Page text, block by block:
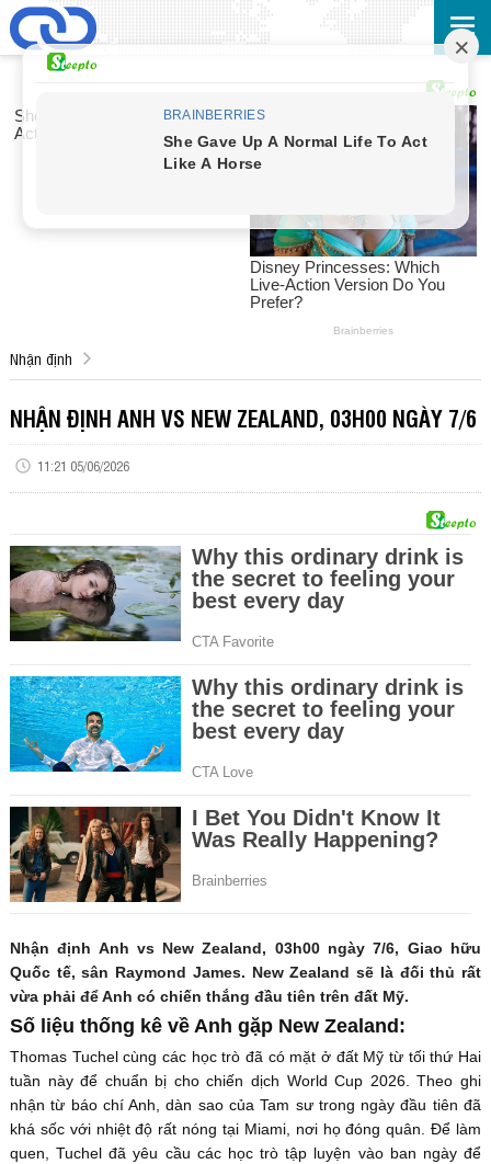
Nhận định
NHẬN ĐỊNH ANH VS NEW ZEALAND, 03H00 NGÀY 7/6
11:21 05/06/2026
Nhận định Anh vs New Zealand, 03h00 ngày 7/6, Giao hữu
Quốc tế, sân Raymond James. New Zealand sẽ là đối thủ rất
vừa phải để Anh có chiến thắng đầu tiên trên đất Mỹ.
Số liệu thống kê về Anh gặp New Zealand:
Thomas Tuchel cùng các học trò đã có mặt ở đất Mỹ từ tối thứ Hai
tuần này để chuẩn bị cho chiến dịch World Cup 2026. Theo ghi
nhận từ báo chí Anh, dàn sao của Tam sư trong ngày đầu tiên đã
khá sốc với nhiệt độ rất nóng tại Miami, nơi họ đóng quân. Để làm
quen, Tuchel đã yêu cầu các học trò tập luyện vào ban ngày để